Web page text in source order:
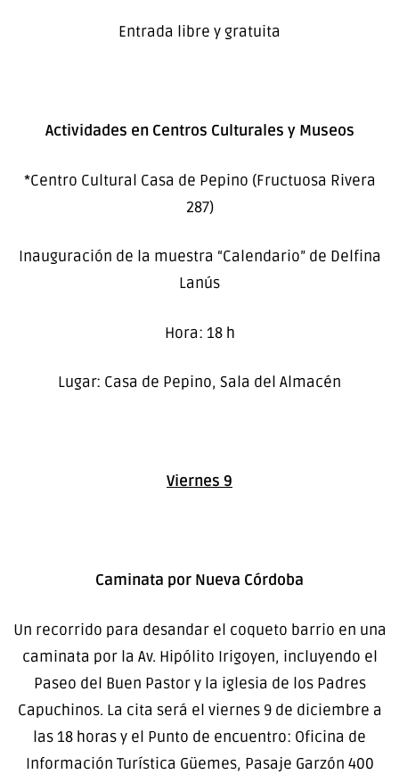
Entrada libre y gratuita
Actividades en Centros Culturales y Museos
*Centro Cultural Casa de Pepino (Fructuosa Rivera
287)
Inauguración de la muestra “Calendario” de Delfina
Lanús
Hora: 18 h
Lugar: Casa de Pepino, Sala del Almacén
Viernes 9
Caminata por Nueva Córdoba
Un recorrido para desandar el coqueto barrio en una
caminata por la Av. Hipólito Irigoyen, incluyendo el
Paseo del Buen Pastor y la iglesia de los Padres
Capuchinos. La cita será el viernes 9 de diciembre a
las 18 horas y el Punto de encuentro: Oficina de
Información Turística Güemes, Pasaje Garzón 400